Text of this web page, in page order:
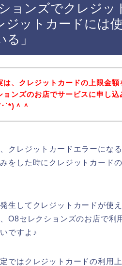
ョンズでクレジッ
ジットカードには
」
は、クレジットカードの上限金
ョンズのお店でサービスに申し
`*)＾＾
、クレジットカードエラーにな
をした時にクレジットカード
生してクレジットカードが使
O8セレクションズのお店で利
ですよ♪
ではクレジットカードの利用